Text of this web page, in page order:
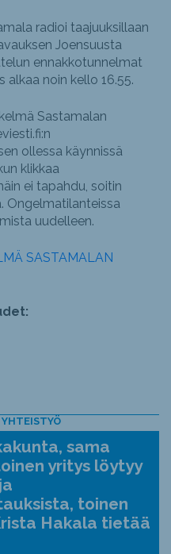
radioi taajuuksillaan
Joensuusta
ennakkotunnelmat
alkaa noin kello 16.55.
Sastamalan
ollessa käynnissä
klikkaa
ei tapahdu, soitin
Ongelmatilanteissa
uudelleen.
SASTAMALAN
sama
yritys löytyy
toinen
Hakala tietää